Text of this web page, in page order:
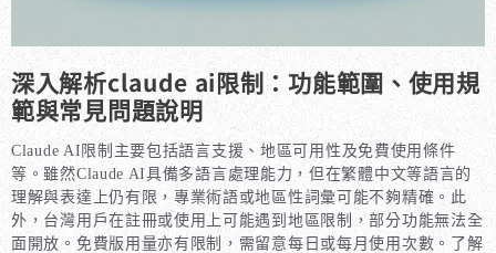
深入解析claude ai限制：功能範圍、使用規
範與常見問題說明
Claude AI限制主要包括語言支援、地區可用性及免費使用條件
等。雖然Claude AI具備多語言處理能力，但在繁體中文等語言的
理解與表達上仍有限，專業術語或地區性詞彙可能不夠精確。此
外，台灣用戶在註冊或使用上可能遇到地區限制，部分功能無法全
面開放。免費版用量亦有限制，需留意每日或每月使用次數。了解